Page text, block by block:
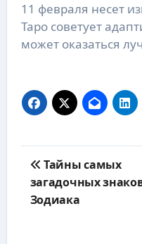
11 февраля несет
Таро советует
может оказаться
по
записям
Тайны самых
загадочных
Зодиака